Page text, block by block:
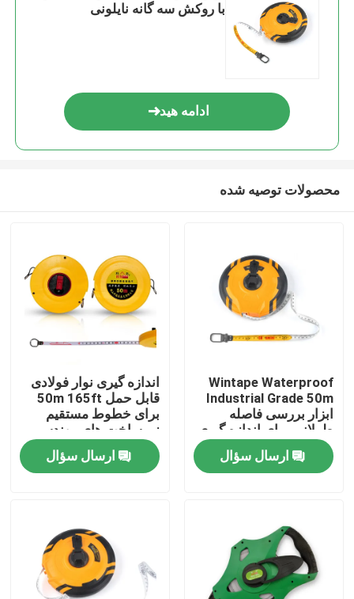
صفحه اصلی
محصولات
درباره ما
تور کارخانه
با روکش سه گانه نایلونی
ادامه هید
محصولات توصیه شده
Wintape Waterproof
Industrial Grade 50m
ابزار بررسی فاصله
طولانی برای اندازه گیری
نوار پوشش نایلون سه
سرعت اندازه گیری
ارسال سؤال
اندازه گیری نوار فولادی
قابل حمل 50m 165ft
برای خطوط مستقیم
زیرساخت های مهندسی
اندازه گیری فاصله
ارسال سؤال